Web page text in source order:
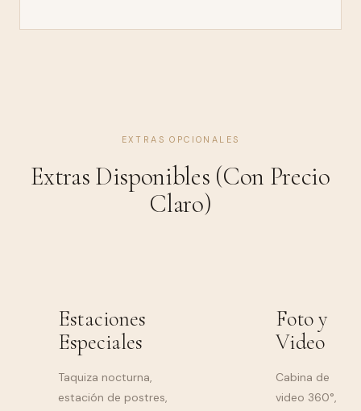
EXTRAS OPCIONALES
Extras Disponibles (Con Precio
Claro)
Estaciones
Especiales
Taquiza nocturna,
estación de postres,
Foto y
Video
Cabina de
video 360°,